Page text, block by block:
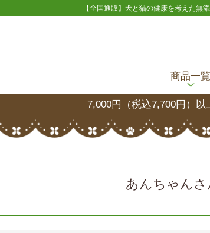
【全国通販】犬と猫の健康を考えた無
商品一覧
7,000円（税込7,700円）
あんちゃん